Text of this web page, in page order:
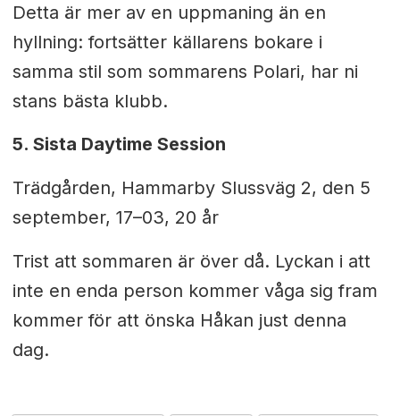
Detta är mer av en uppmaning än en
hyllning: fortsätter källarens bokare i
samma stil som sommarens Polari, har ni
stans bästa klubb.
5. Sista Daytime Session
Trädgården, Hammarby Slussväg 2, den 5
september, 17–03, 20 år
Trist att sommaren är över då. Lyckan i att
inte en enda person kommer våga sig fram
kommer för att önska Håkan just denna
dag.